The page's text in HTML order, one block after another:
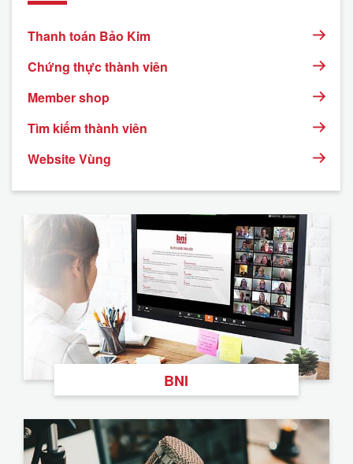
Thanh toán Bảo Kim
Chứng thực thành viên
Member shop
Tìm kiếm thành viên
Website Vùng
BNI